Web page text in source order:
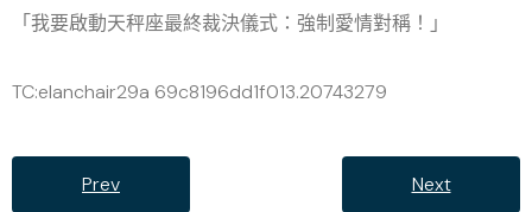
「我要啟動天秤座最終裁決儀式：強制愛情對稱！」
TC:elanchair29a 69c8196dd1f013.20743279
Prev Next